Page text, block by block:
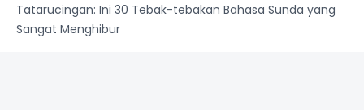
Tatarucingan: Ini 30 Tebak-tebakan Bahasa Sunda yang
Sangat Menghibur